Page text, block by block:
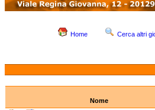
Home Cerca altri
Nome